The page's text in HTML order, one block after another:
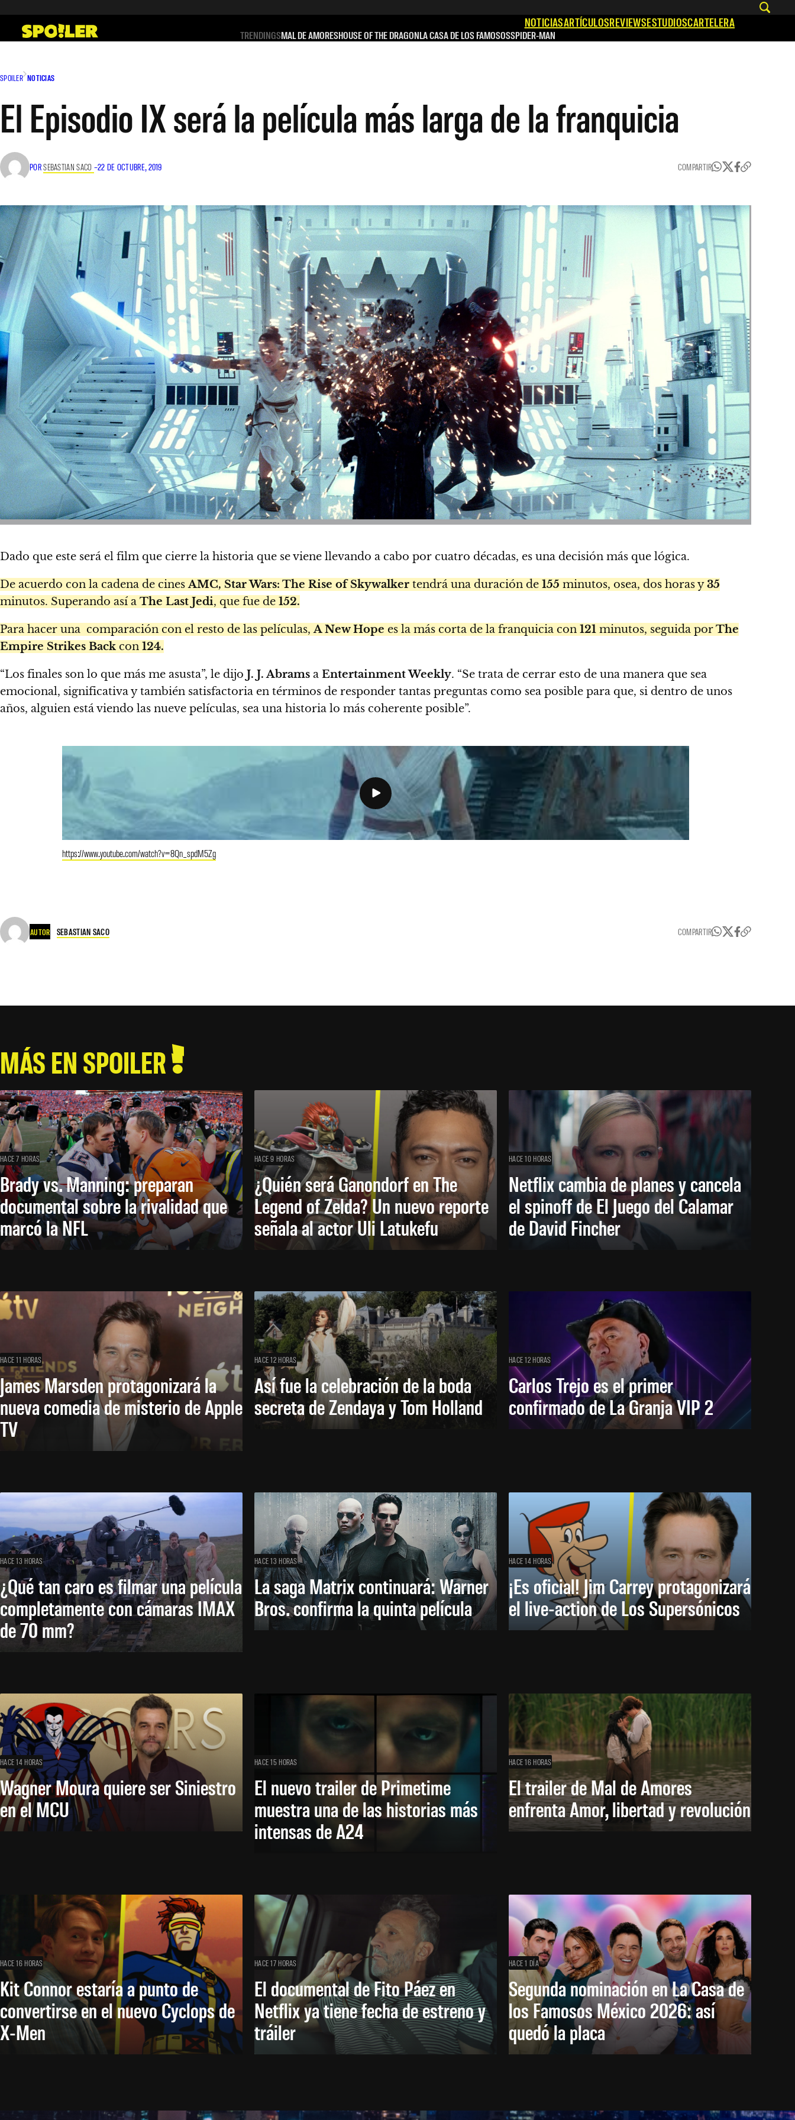
contenido
NOTICIASARTÍCULOSREVIEWSESTUDIOSCARTELERA
TRENDINGSMAL DE AMORESHOUSE OF THE DRAGONLA CASA DE LOS FAMOSOSSPIDER-MAN
SPOILER NOTICIAS
El Episodio IX será la película más larga de la franquicia
PORSEBASTIAN SACO –22 DE OCTUBRE, 2019 COMPARTIR
Dado que este será el film que cierre la historia que se viene llevando a cabo por cuatro décadas, es una decisión más que lógica.
De acuerdo con la cadena de cinesAMC, Star Wars: The Rise of Skywalker tendrá una duración de 155 minutos, osea, dos horas y35
minutos. Superando así a The Last Jedi, que fue de 152.
Para hacer una comparación con el resto de las películas,A New Hope es la más corta de la franquicia con 121 minutos, seguida porThe
Empire Strikes Back con 124.
“Los finales son lo que más me asusta”, le dijo J. J. Abrams a Entertainment Weekly. “Se trata de cerrar esto de una manera que sea
emocional, significativa y también satisfactoria en términos de responder tantas preguntas como sea posible para que, si dentro de unos
años, alguien está viendo las nueve películas, sea una historia lo más coherente posible”.
https://www.youtube.com/watch?v=8Qn_spdM5Zg
AUTOR SEBASTIAN SACO COMPARTIR
MÁS EN SPOILER
HACE 7 HORAS
Brady vs. Manning: preparan
documental sobre la rivalidad que
marcó la NFL
HACE 9 HORAS
¿Quién será Ganondorf en The
Legend of Zelda? Un nuevo reporte
señala al actor Uli Latukefu
HACE 10 HORAS
Netflix cambia de planes y cancela
el spinoff de El Juego del Calamar
de David Fincher
HACE 11 HORAS
James Marsden protagonizará la
nueva comedia de misterio de Apple
TV
HACE 12 HORAS
Así fue la celebración de la boda
secreta de Zendaya y Tom Holland
HACE 12 HORAS
Carlos Trejo es el primer
confirmado de La Granja VIP 2
HACE 13 HORAS
¿Qué tan caro es filmar una película
completamente con cámaras IMAX
de 70 mm?
HACE 13 HORAS
La saga Matrix continuará: Warner
Bros. confirma la quinta película
HACE 14 HORAS
¡Es oficial! Jim Carrey protagonizará
el live-action de Los Supersónicos
HACE 14 HORAS
Wagner Moura quiere ser Siniestro
en el MCU
HACE 15 HORAS
El nuevo trailer de Primetime
muestra una de las historias más
intensas de A24
HACE 16 HORAS
El trailer de Mal de Amores
enfrenta Amor, libertad y revolución
HACE 16 HORAS
Kit Connor estaría a punto de
convertirse en el nuevo Cyclops de
X-Men
HACE 17 HORAS
El documental de Fito Páez en
Netflix ya tiene fecha de estreno y
tráiler
HACE 1 DÍA
Segunda nominación en La Casa de
los Famosos México 2026: así
quedó la placa